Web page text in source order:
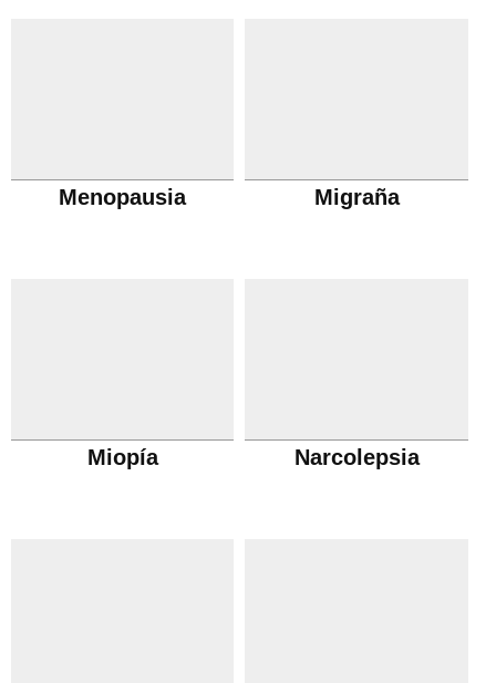
Menopausia Migraña
Miopía Narcolepsia